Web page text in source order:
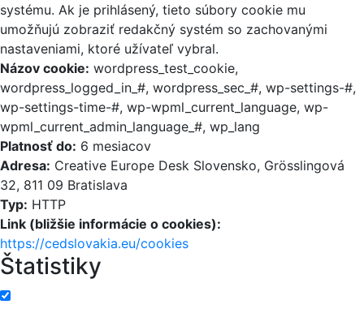
systému. Ak je prihlásený, tieto súbory cookie mu
umožňujú zobraziť redakčný systém so zachovanými
nastaveniami, ktoré užívateľ vybral.
Názov cookie: wordpress_test_cookie,
wordpress_logged_in_#, wordpress_sec_#, wp-settings-#,
wp-settings-time-#, wp-wpml_current_language, wp-
wpml_current_admin_language_#, wp_lang
Platnosť do: 6 mesiacov
Adresa: Creative Europe Desk Slovensko, Grösslingová
32, 811 09 Bratislava
Typ: HTTP
Link (bližšie informácie o cookies):
https://cedslovakia.eu/cookies
Štatistiky